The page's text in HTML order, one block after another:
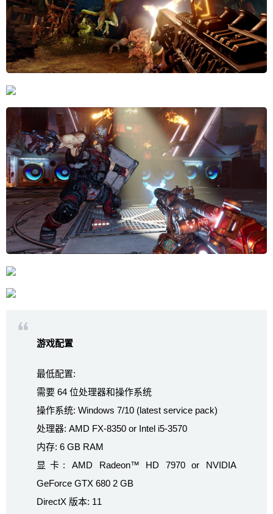
游戏配置
最低配置:
需要 64 位处理器和操作系统
操作系统: Windows 7/10 (latest service pack)
处理器: AMD FX-8350 or Intel i5-3570
内存: 6 GB RAM
显卡: AMD Radeon™ HD 7970 or NVIDIA
GeForce GTX 680 2 GB
DirectX 版本: 11